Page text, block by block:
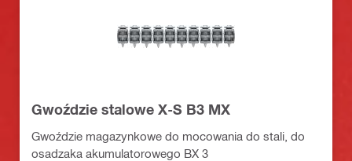
Gwoździe stalowe X-S B3 MX
Gwoździe magazynkowe do mocowania do stali, do
osadzaka akumulatorowego BX 3